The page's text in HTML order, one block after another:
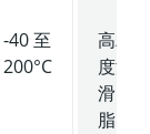
-40 至
200°C
高粘
度润
滑
脂，